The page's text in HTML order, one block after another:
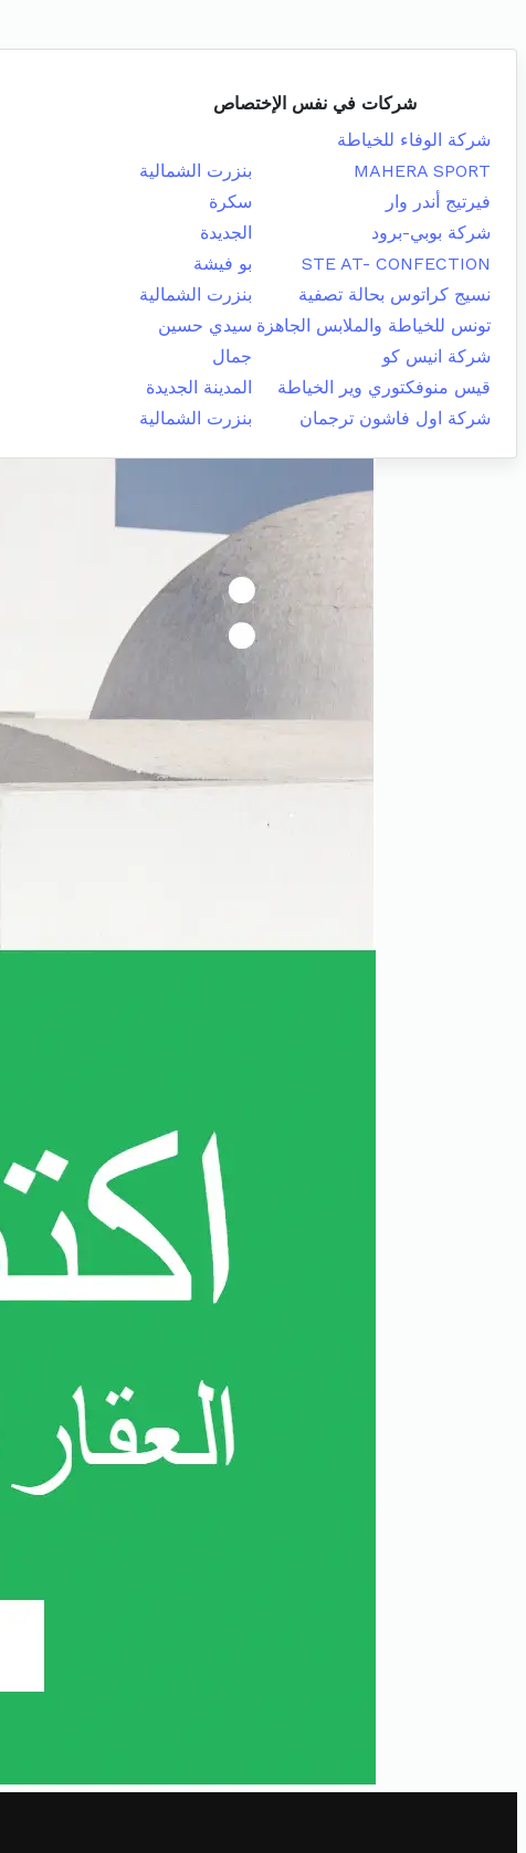
شركات في نفس الإختصاص
شركة الوفاء للخياطة
MAHERA SPORT
بنزرت الشمالية
فيرتيج أندر وار
سكرة
شركة بوبي-برود
الجديدة
STE AT- CONFECTION
بو فيشة
نسيج كراتوس بحالة تصفية
بنزرت الشمالية
تونس للخياطة والملابس الجاهزة سيدي حسين
شركة انيس كو
جمال
قيس منوفكتوري وير الخياطة
المدينة الجديدة
شركة اول فاشون ترجمان
بنزرت الشمالية